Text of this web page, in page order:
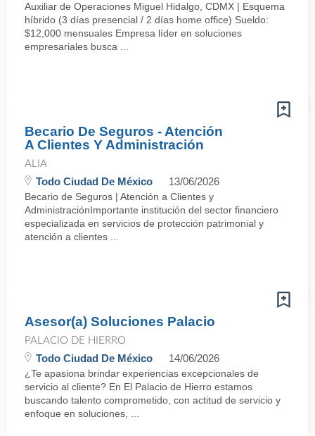
Auxiliar de Operaciones Miguel Hidalgo, CDMX | Esquema
híbrido (3 días presencial / 2 días home office) Sueldo:
$12,000 mensuales Empresa líder en soluciones
empresariales busca ...
Becario De Seguros - Atención
A Clientes Y Administración
ALIA
Todo Ciudad De México 13/06/2026
Becario de Seguros | Atención a Clientes y
AdministraciónImportante institución del sector financiero
especializada en servicios de protección patrimonial y
atención a clientes ...
Asesor(a) Soluciones Palacio
PALACIO DE HIERRO
Todo Ciudad De México 14/06/2026
¿Te apasiona brindar experiencias excepcionales de
servicio al cliente? En El Palacio de Hierro estamos
buscando talento comprometido, con actitud de servicio y
enfoque en soluciones, ...